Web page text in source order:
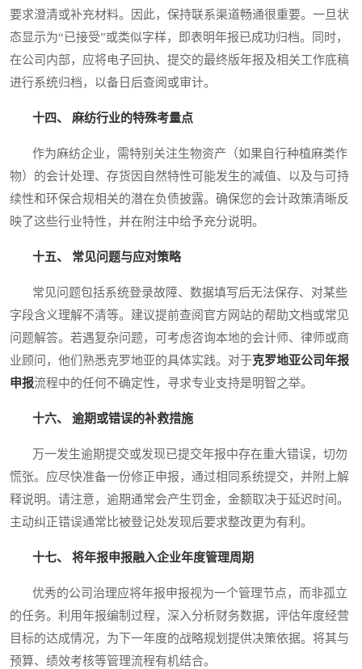
要求澄清或补充材料。因此，保持联系渠道畅通很重要。一旦状
态显示为“已接受”或类似字样，即表明年报已成功归档。同时，
在公司内部，应将电子回执、提交的最终版年报及相关工作底稿
进行系统归档，以备日后查阅或审计。
十四、 麻纺行业的特殊考量点
作为麻纺企业，需特别关注生物资产（如果自行种植麻类作
物）的会计处理、存货因自然特性可能发生的减值、以及与可持
续性和环保合规相关的潜在负债披露。确保您的会计政策清晰反
映了这些行业特性，并在附注中给予充分说明。
十五、 常见问题与应对策略
常见问题包括系统登录故障、数据填写后无法保存、对某些
字段含义理解不清等。建议提前查阅官方网站的帮助文档或常见
问题解答。若遇复杂问题，可考虑咨询本地的会计师、律师或商
业顾问，他们熟悉克罗地亚的具体实践。对于克罗地亚公司年报
申报流程中的任何不确定性，寻求专业支持是明智之举。
十六、 逾期或错误的补救措施
万一发生逾期提交或发现已提交年报中存在重大错误，切勿
慌张。应尽快准备一份修正申报，通过相同系统提交，并附上解
释说明。请注意，逾期通常会产生罚金，金额取决于延迟时间。
主动纠正错误通常比被登记处发现后要求整改更为有利。
十七、 将年报申报融入企业年度管理周期
优秀的公司治理应将年报申报视为一个管理节点，而非孤立
的任务。利用年报编制过程，深入分析财务数据，评估年度经营
目标的达成情况，为下一年度的战略规划提供决策依据。将其与
预算、绩效考核等管理流程有机结合。